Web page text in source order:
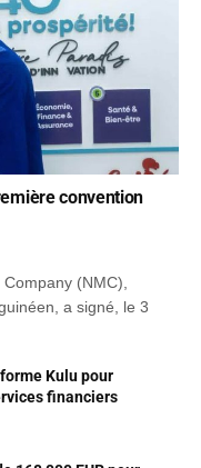
convention
(NMC),
a signé, le 3
Kulu pour
financiers